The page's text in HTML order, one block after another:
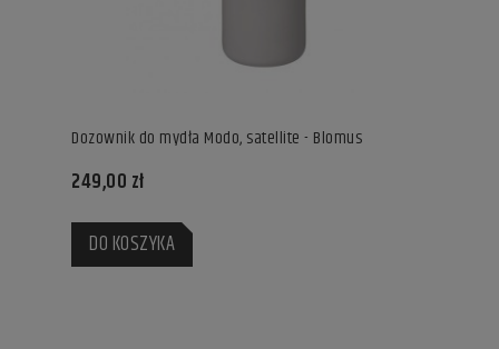
Dozownik do mydła Modo, satellite - Blomus
249,00 zł
DO KOSZYKA